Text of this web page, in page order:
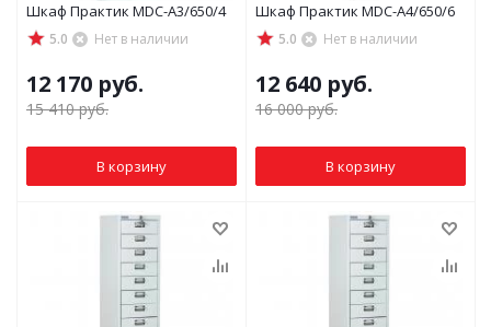
Шкаф Практик MDC-A3/650/4
5.0 Нет в наличии
12 170 руб.
15 410руб.
В корзину
Шкаф Практик MDC-A4/650/6
5.0 Нет в наличии
12 640 руб.
16 000руб.
В корзину